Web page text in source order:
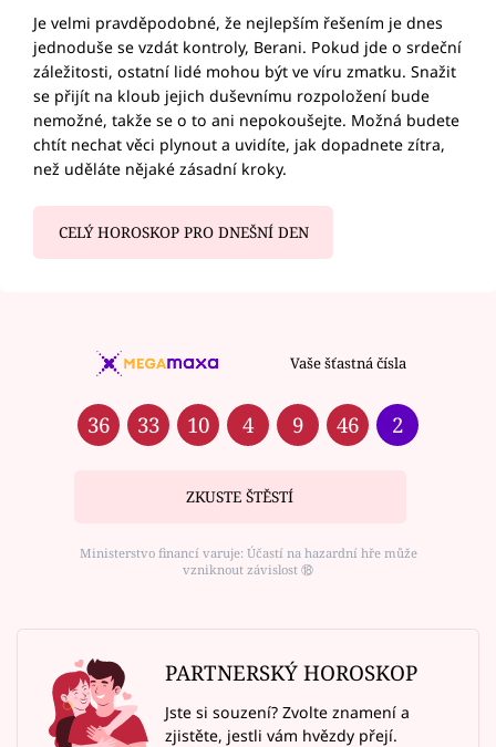
Je velmi pravděpodobné, že nejlepším řešením je dnes
jednoduše se vzdát kontroly, Berani. Pokud jde o srdeční
záležitosti, ostatní lidé mohou být ve víru zmatku. Snažit
se přijít na kloub jejich duševnímu rozpoložení bude
nemožné, takže se o to ani nepokoušejte. Možná budete
chtít nechat věci plynout a uvidíte, jak dopadnete zítra,
než uděláte nějaké zásadní kroky.
CELÝ HOROSKOP PRO DNEŠNÍ DEN
Vaše šťastná čísla
36 33 10 4 9 46 2
ZKUSTE ŠTĚSTÍ
Ministerstvo financí varuje: Účastí na hazardní hře může
vzniknout závislost ⑱
PARTNERSKÝ HOROSKOP
Jste si souzení? Zvolte znamení a
zjistěte, jestli vám hvězdy přejí.